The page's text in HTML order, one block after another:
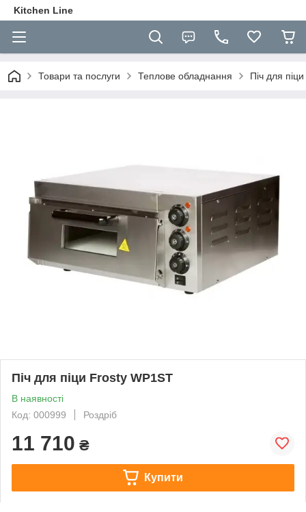
Kitchen Line
Товари та послуги Теплове обладнання Піч для піци
Піч для піци Frosty WP1ST
В наявності
Код: 000999
Роздріб
11 710 ₴
Купити